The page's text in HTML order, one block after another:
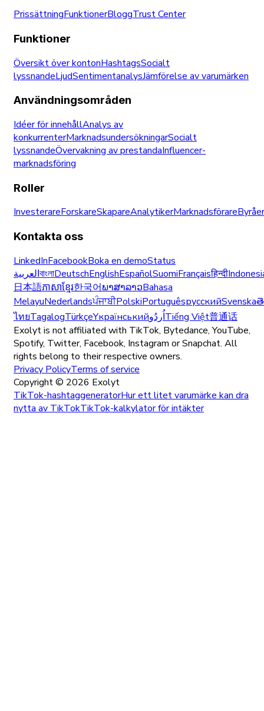
PrissättningFunktionerBloggTrust Center
Funktioner
Översikt över kontonHashtagsSocialt
lyssnandeLjudSentimentanalysJämförelse av varumärken
Användningsområden
Idéer för innehållAnalys av
konkurrenterMarknadsundersökningarSocialt
lyssnandeÖvervakning av prestandaInfluencer-
marknadsföring
Roller
InvesterareForskareSkapareAnalytikerMarknadsförareByråer
Kontakta oss
LinkedInFacebookBoka en demoStatus
العربيةবাংলাDeutschEnglishEspañolSuomiFrançaisहिन्दी
日本語ភាសាខ្មែរ한국어ພາສາລາວBahasa
MelayuNederlandsਪੰਜਾਬੀPolskiPortuguêsрусскийSvenska
ไทยTagalogTürkçeYкраїнськийاُردُوTiếng Việt普通话
Exolyt is not affiliated with TikTok, Bytedance, YouTube,
Spotify, Twitter, Facebook, Instagram or Snapchat. All
rights belong to their respective owners.
Privacy PolicyTerms of service
Copyright © 2026 Exolyt
TikTok-hashtaggeneratorHur ett litet varumärke kan dra
nytta av TikTokTikTok-kalkylator för intäkter